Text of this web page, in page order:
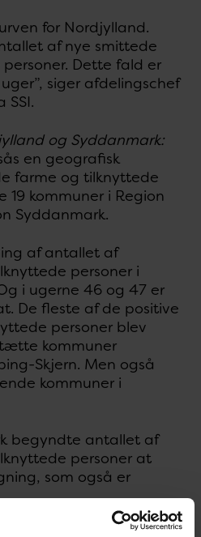
for Nordjylland.
af nye smittede
Dette fald er
siger afdelingschef
SSI.
og Syddanmark:
en geografisk
farme og tilknyttede
19 kommuner i Region
Syddanmark.
af antallet af
personer i
i ugerne 46 og 47 er
De fleste af de positive
personer blev
kommuner
Skjern. Men også
kommuner i
begyndte antallet af
personer at
som også er